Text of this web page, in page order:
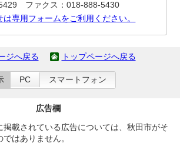
ファクス：018-888-5430
は専用フォームをご利用ください。
ジへ戻る トップページへ戻る
PC スマートフォン
広告欄
載されている広告については、秋田市がそ
はありません。